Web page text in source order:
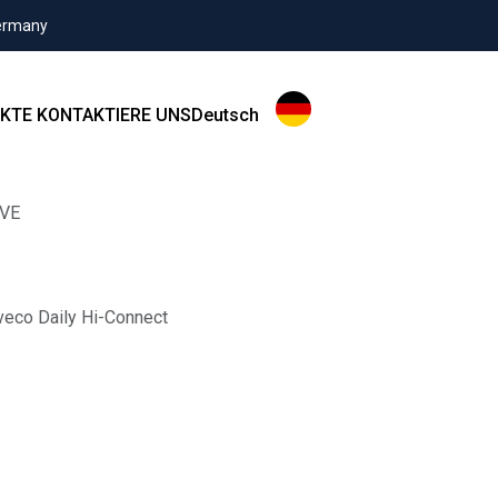
KONTAKTIERE UNSDeutsch
Daily Hi-Connect